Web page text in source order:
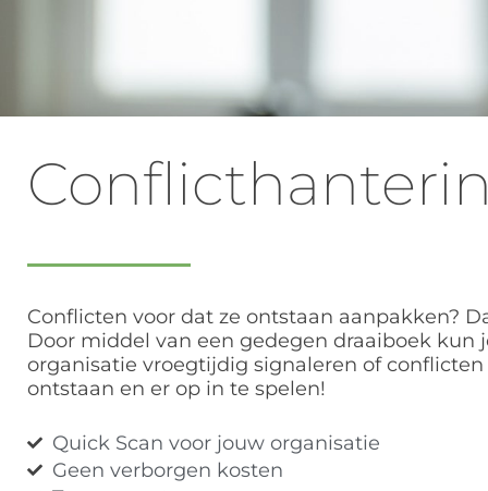
Conflicten voor dat ze ontstaan aanpakken?
Door middel van een gedegen draaiboek kun
organisatie vroegtijdig signaleren of
ontstaan en er op in te spelen!
Quick Scan voor jouw organisatie
Geen verborgen kosten